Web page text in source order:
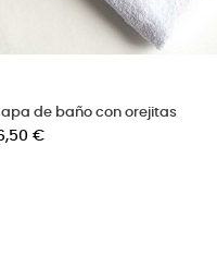
para bebé con nombre